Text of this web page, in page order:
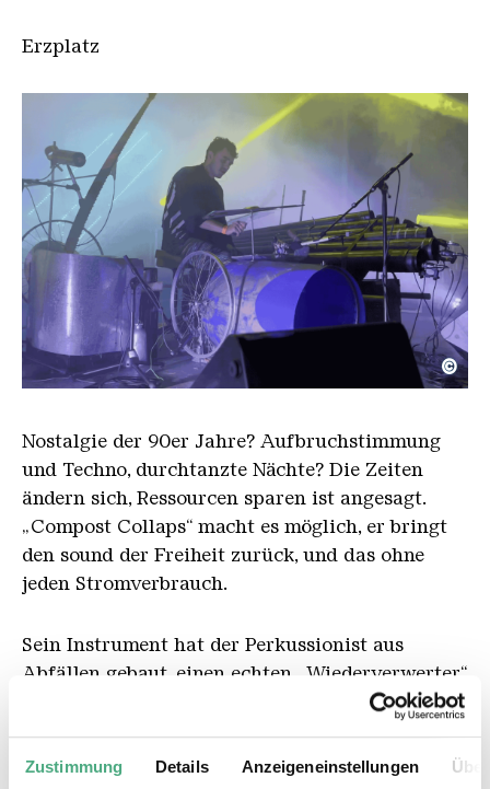
Zustimmung Details Anzeigeneinstellungen
Erzplatz
Compost CollapsLewis Dingley
Copyright: Lewis Dingley
©
Nostalgie der 90er Jahre? Aufbruchstimmung
und Techno, durchtanzte Nächte? Die Zeiten
ändern sich, Ressourcen sparen ist angesagt.
„Compost Collaps“ macht es möglich, er bringt
den sound der Freiheit zurück, und das ohne
jeden Stromverbrauch.
Sein Instrument hat der Perkussionist aus
Abfällen gebaut, einen echten „Wiederverwerter“
– 100 Prozent recycelt, aus alten Kanistern,
aus purer Manneskraft: Es ist auch die Vision